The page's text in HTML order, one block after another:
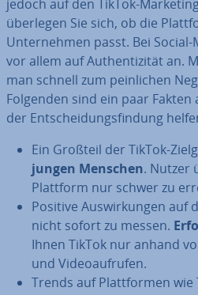
jedoch auf den TikTok-
überlegen Sie sich, ob die
Un­ter­neh­men passt. Bei
vor allem auf Au­then­ti­zi­tät an.
man schnell zum pein­li­chen
Folgenden sind ein paar
der Ent­schei­dungs­fin­dung
Ein Großteil der TikTok-
jungen Menschen. Nutzer
Plattform nur schwer zu
Positive Aus­wir­kun­gen auf
nicht sofort zu messen.
Ihnen TikTok nur anhand
und Vi­deo­auf­ru­fen.
Trends auf Platt­for­men wie